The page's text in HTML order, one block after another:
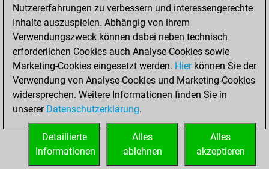
Bauer setzt Matt
0
Erstickte Matts
Unterverwandlungen
Türme auf der siebten
0
STARTSEITE
Nutzererfahrungen zu verbessern und interessengerechte
Inhalte auszuspielen. Abhängig von ihrem
Verwendungszweck können dabei neben technisch
erforderlichen Cookies auch Analyse-Cookies sowie
Marketing-Cookies eingesetzt werden. Hierkönnen Sie der
Verwendung von Analyse-Cookies und Marketing-Cookies
widersprechen. Weitere Informationen finden Sie in
unserer Datenschutzerklärung.
Alles
akzeptieren
Alles
ablehnen
Detaillierte
Informationen